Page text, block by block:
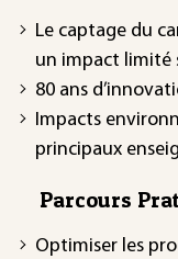
Le captage du
un impact limité
80 ans
Impacts
principaux
Parcours
Optimiser les